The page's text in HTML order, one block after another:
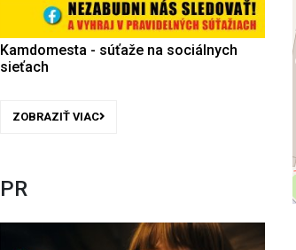
Kamdomesta - súťaže na sociálnych
sieťach
ZOBRAZIŤ VIAC
PR